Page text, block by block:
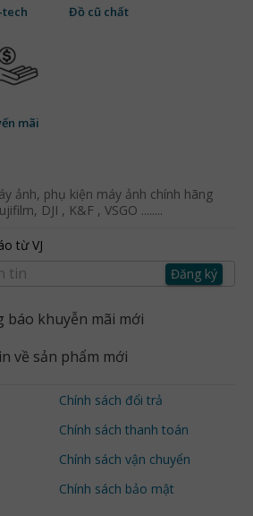
tech Đồ cũ chất
mãi
ảnh, phụ kiện máy ảnh chính hãng
DJI , K&F , VSGO ........
từ VJ
Đăng ký
báo khuyễn mãi mới
về sản phẩm mới
Chính sách đổi trả
Chính sách thanh toán
Chính sách vận chuyển
Chính sách bảo mật